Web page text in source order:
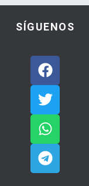
SÍGUENOS